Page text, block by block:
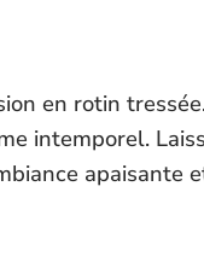
en rotin
intemporel.
apaisante